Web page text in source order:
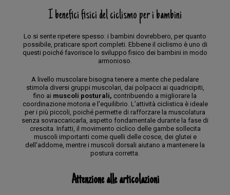
I benefici fisici del ciclismo per i bambini
Lo si sente ripetere spesso: i bambini dovrebbero, per quanto
possibile, praticare sport completi. Ebbene il ciclismo è uno di
questi poiché favorisce lo sviluppo fisico dei bambini in modo
armonioso.
A livello muscolare bisogna tenere a mente che pedalare
stimola diversi gruppi muscolari, dai polpacci ai quadricipiti,
fino ai muscoli posturali, contribuendo a migliorare la
coordinazione motoria e l'equilibrio. L’attività ciclistica è ideale
per i più piccoli, poiché permette di rafforzare la muscolatura
senza sovraccaricarla, aspetto fondamentale durante la fase di
crescita. Infatti, il movimento ciclico delle gambe sollecita
muscoli importanti come quelli delle cosce, dei glutei e
dell'addome, mentre i muscoli dorsali aiutano a mantenere la
postura corretta.
Attenzione alle articolazioni